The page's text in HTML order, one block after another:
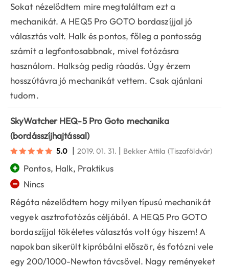
Sokat nézelődtem mire megtaláltam ezt a
mechanikát. A HEQ5 Pro GOTO bordaszíjjal jó
választás volt. Halk és pontos, főleg a pontosság
számít a legfontosabbnak, mivel fotózásra
használom. Halkság pedig ráadás. Úgy érzem
hosszútávra jó mechanikát vettem. Csak ajánlani
tudom.
SkyWatcher HEQ-5 Pro Goto mechanika
(bordásszíjhajtással)
5.0 | 2019. 01. 31. | Bekker Attila (Tiszaföldvár)
+ Pontos, Halk, Praktikus
−
Nincs
Régóta nézelődtem hogy milyen típusú mechanikát
vegyek asztrofotózás céljából. A HEQ5 Pro GOTO
bordaszíjjal tökéletes választás volt úgy hiszem! A
napokban sikerült kipróbálni először, és fotózni vele
egy 200/1000-Newton távcsővel. Nagy reményeket